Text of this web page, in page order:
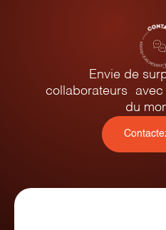
Envie de
collaborateurs avec
du